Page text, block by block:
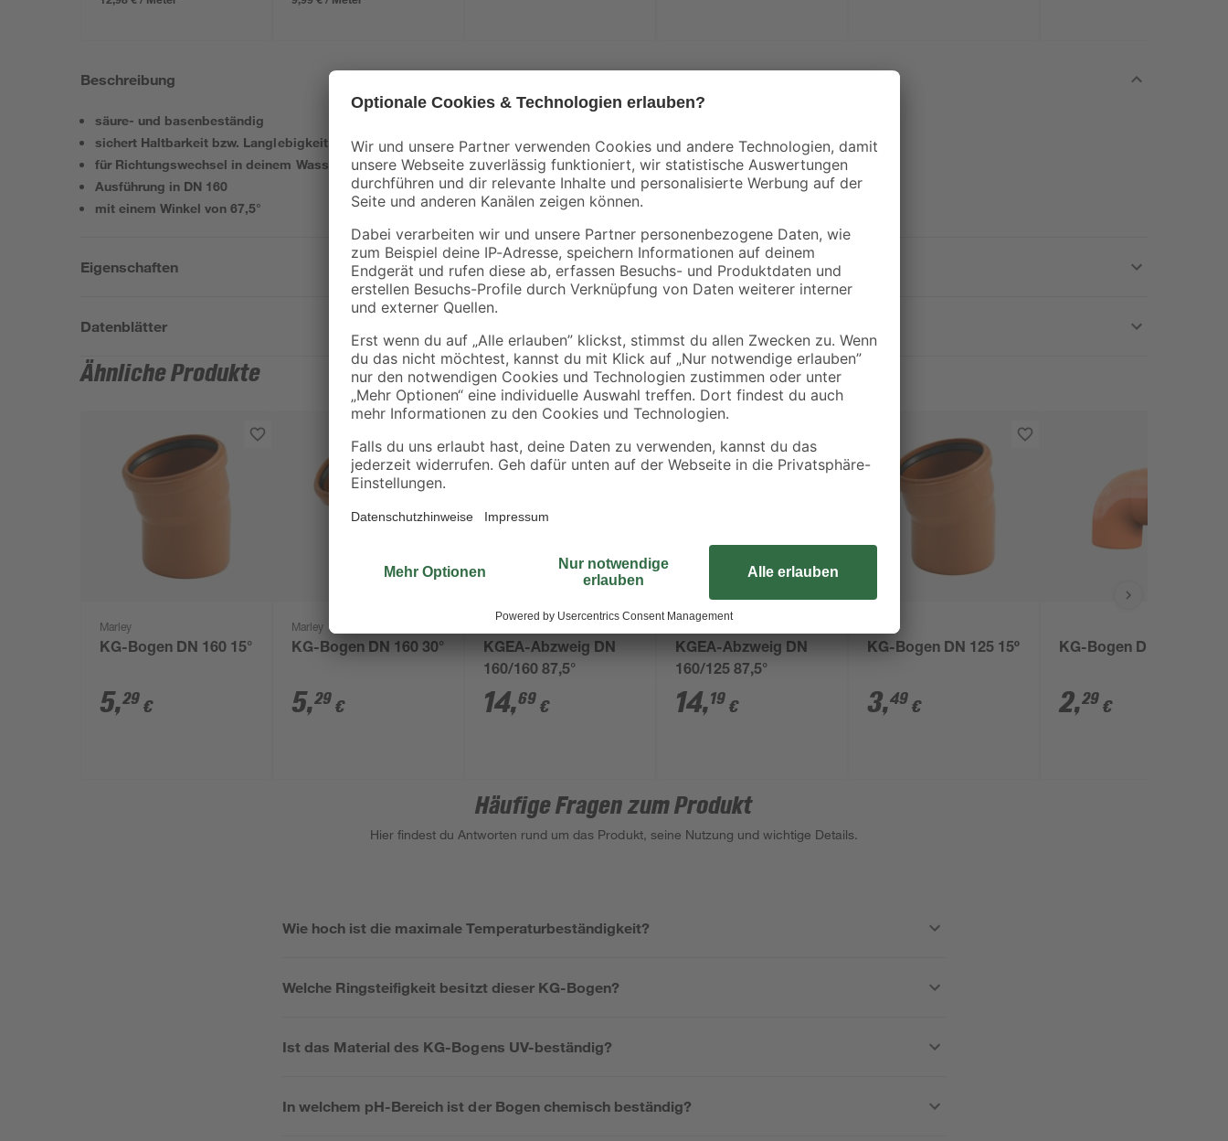
Beschreibung
säure- und basenbeständig
sichert Haltbarkeit bzw. Langlebigkeit
für Richtungswechsel in deinem Wassersystem
Ausführung in DN 160
mit einem Winkel von 67,5°
Eigenschaften
Datenblätter
Ähnliche Produkte
Marley
KG-Bogen DN 160 15°
5,29 €
Marley
KG-Bogen DN 160 30°
5,29 €
KGEA-Abzweig DN
160/160 87,5°
14,69 €
KGEA-Abzweig DN
160/125 87,5°
14,19 €
Marley
KG-Bogen DN 125 15º
3,49 €
KG-Bogen DN 110 87°
2,29 €
Häufige Fragen zum Produkt
Hier findest du Antworten rund um das Produkt, seine Nutzung und wichtige Details.
Wie hoch ist die maximale Temperaturbeständigkeit?
Welche Ringsteifigkeit besitzt dieser KG-Bogen?
Ist das Material des KG-Bogens UV-beständig?
In welchem pH-Bereich ist der Bogen chemisch beständig?